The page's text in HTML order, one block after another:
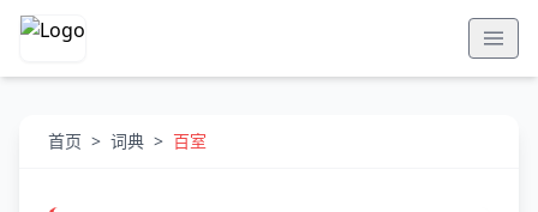
首页 > 词典 > 百室